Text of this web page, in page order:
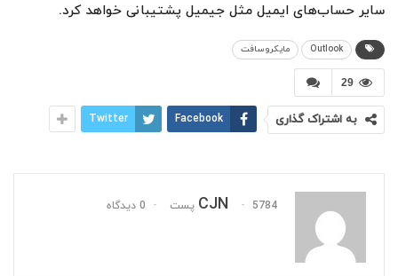
سایر حساب‌های ایمیل مثل جیمیل پشتیبانی خواهد کرد.
Outlook مایکروسافت
29
به اشتراک گذاری Facebook
Twitter
CJN 5784 پست 0 دیدگاه